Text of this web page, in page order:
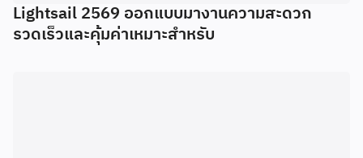
Lightsail 2569 ออกแบบมางานความสะดวก
รวดเร็วและคุ้มค่าเหมาะสำหรับ